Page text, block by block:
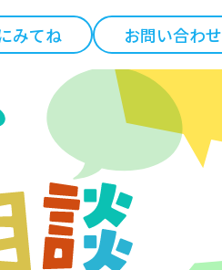
みてね お問い合わせ